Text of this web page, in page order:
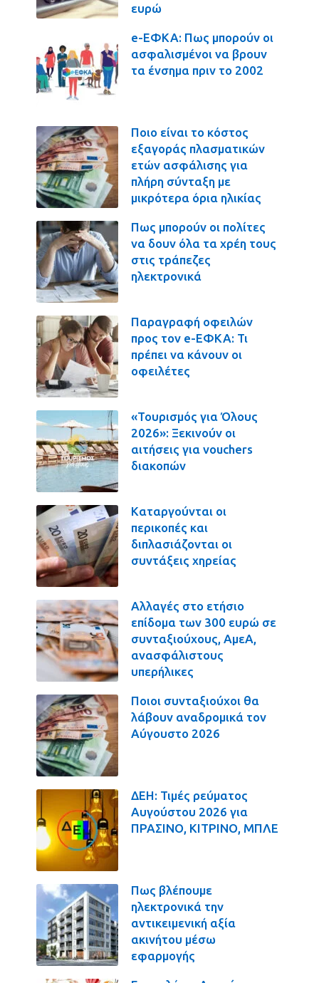
ευρώ
e-ΕΦΚΑ: Πως μπορούν οι
ασφαλισμένοι να βρουν
τα ένσημα πριν το 2002
Ποιο είναι το κόστος
εξαγοράς πλασματικών
ετών ασφάλισης για
πλήρη σύνταξη με
μικρότερα όρια ηλικίας
Πως μπορούν οι πολίτες
να δουν όλα τα χρέη τους
στις τράπεζες
ηλεκτρονικά
Παραγραφή οφειλών
προς τον e-ΕΦΚΑ: Τι
πρέπει να κάνουν οι
οφειλέτες
«Τουρισμός για Όλους
2026»: Ξεκινούν οι
αιτήσεις για vouchers
διακοπών
Καταργούνται οι
περικοπές και
διπλασιάζονται οι
συντάξεις χηρείας
Αλλαγές στο ετήσιο
επίδομα των 300 ευρώ σε
συνταξιούχους, ΑμεΑ,
ανασφάλιστους
υπερήλικες
Ποιοι συνταξιούχοι θα
λάβουν αναδρομικά τον
Αύγουστο 2026
ΔΕΗ: Τιμές ρεύματος
Αυγούστου 2026 για
ΠΡΑΣΙΝΟ, ΚΙΤΡΙΝΟ, ΜΠΛΕ
Πως βλέπουμε
ηλεκτρονικά την
αντικειμενική αξία
ακινήτου μέσω
εφαρμογής